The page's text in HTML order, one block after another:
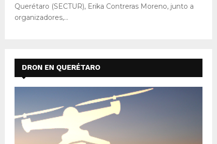
Querétaro (SECTUR), Erika Contreras Moreno, junto a
organizadores,...
DRON EN QUERÉTARO